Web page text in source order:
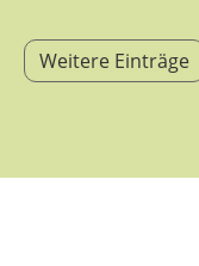
Weitere Einträge